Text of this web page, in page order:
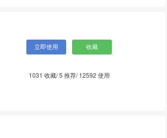
1031 收藏/5 推荐/12592 使用